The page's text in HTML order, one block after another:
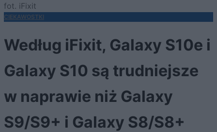
fot. iFixit
CIEKAWOSTKI
Według iFixit, Galaxy S10e i
Galaxy S10 są trudniejsze
w naprawie niż Galaxy
S9/S9+ i Galaxy S8/S8+